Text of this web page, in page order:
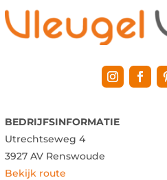
BEDRIJFSINFORMATIE
Utrechtseweg 4
3927 AV Renswoude
Bekijk route